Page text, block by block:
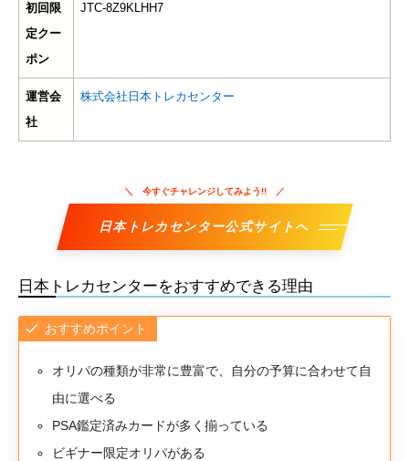
初回限
定クー
ポン
JTC-8Z9KLHH7
運営会
社
株式会社日本トレカセンター
今すぐチャレンジしてみよう!!
日本トレカセンター公式サイトへ
日本トレカセンターをおすすめできる理由
おすすめポイント
オリパの種類が非常に豊富で、自分の予算に合わせて自
由に選べる
PSA鑑定済みカードが多く揃っている
ビギナー限定オリパがある